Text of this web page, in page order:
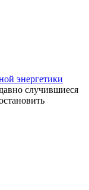
энергетики
случившиеся